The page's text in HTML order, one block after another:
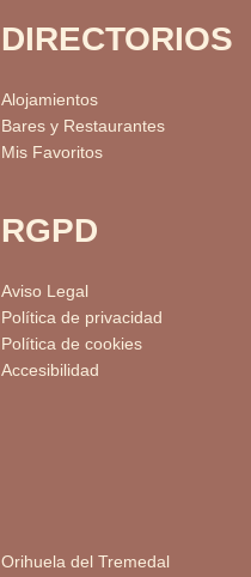
DIRECTORIOS
Alojamientos
Bares y Restaurantes
Mis Favoritos
RGPD
Aviso Legal
Política de privacidad
Política de cookies
Accesibilidad
Orihuela del Tremedal